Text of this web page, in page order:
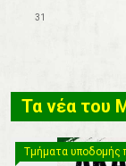
31
Τα νέα του
Τμήματα υποδομής